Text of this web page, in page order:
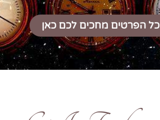
כל הפרטים מחכים לכם כאן